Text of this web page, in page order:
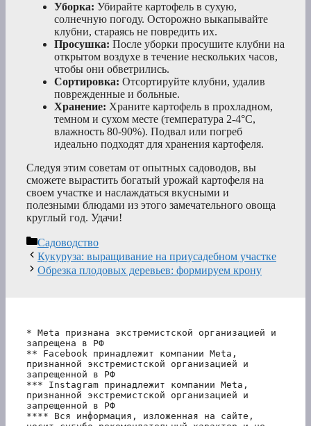
Уборка: Убирайте картофель в сухую,
солнечную погоду. Осторожно выкапывайте
клубни, стараясь не повредить их.
Просушка: После уборки просушите клубни на
открытом воздухе в течение нескольких часов,
чтобы они обветрились.
Сортировка: Отсортируйте клубни, удалив
поврежденные и больные.
Хранение: Храните картофель в прохладном,
темном и сухом месте (температура 2-4°C,
влажность 80-90%). Подвал или погреб
идеально подходят для хранения картофеля.
Следуя этим советам от опытных садоводов, вы
сможете вырастить богатый урожай картофеля на
своем участке и наслаждаться вкусными и
полезными блюдами из этого замечательного овоща
круглый год. Удачи!
Рубрики
Садоводство
Кукуруза: выращивание на приусадебном участке
Обрезка плодовых деревьев: формируем крону
* Meta признана экстремистской организацией и
запрещена в РФ
** Facebook принадлежит компании Meta,
признанной экстремистской организацией и
запрещенной в РФ
*** Instagram принадлежит компании Meta,
признанной экстремистской организацией и
запрещенной в РФ
**** Вся информация, изложенная на сайте,